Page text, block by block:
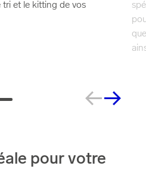
tri et le kitting de vos
pour votre